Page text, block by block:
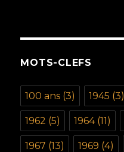
MOTS-CLEFS
100 ans (3) 1945 (3)
1962 (5) 1964(11)
1967 (13) 1969 (4)